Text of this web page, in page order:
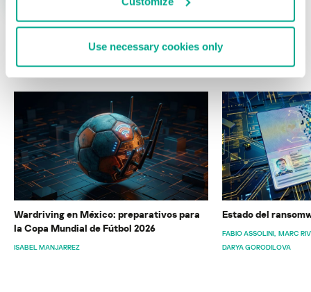
Use necessary cookies only
ÚLTIMAS PUBLICACIONES
Wardriving en México: preparativos para
la Copa Mundial de Fútbol 2026
ISABEL MANJARREZ
Estado del
FABIO ASSOLINI MARC
DARYA GORODILOVA